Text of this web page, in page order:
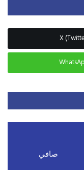
X
صافي